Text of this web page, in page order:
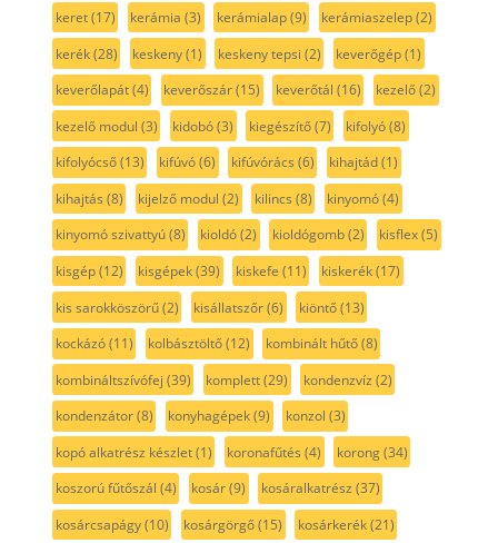
keret(17) kerámia (3) kerámialap(9) kerámiaszelep(2)
kerék(28) keskeny(1) keskeny tepsi (2) keverőgép(1)
keverőlapát(4) keverőszár(15) keverőtál (16) kezelő(2)
kezelő modul (3) kidobó(3) kiegészítő(7) kifolyó(8)
kifolyócső(13) kifúvó(6) kifúvórács (6) kihajtád(1)
kihajtás (8) kijelző modul (2) kilincs (8) kinyomó(4)
kinyomó szivattyú(8) kioldó(2) kioldógomb(2) kisflex(5)
kisgép(12) kisgépek(39) kiskefe (11) kiskerék(17)
kis sarokköszörű(2) kisállatszőr(6) kiöntő(13)
kockázó(11) kolbásztöltő(12) kombinált hűtő(8)
kombináltszívófej (39) komplett(29) kondenzvíz (2)
kondenzátor(8) konyhagépek(9) konzol (3)
kopó alkatrész készlet(1) koronafűtés (4) korong(34)
koszorú fűtőszál (4) kosár(9) kosáralkatrész (37)
kosárcsapágy(10) kosárgörgő(15) kosárkerék(21)